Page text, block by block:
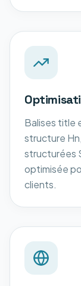
Balises title
structure
structurées
optimisée
clients.